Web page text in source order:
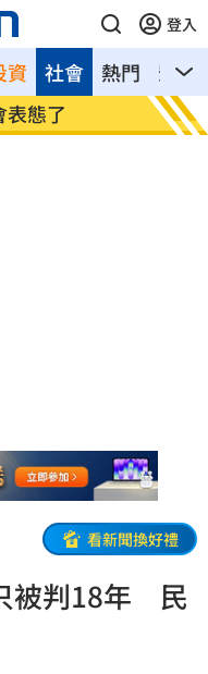
登入
資 熱門 影音
社會
路人淚憶暖
范曉
看新聞換好禮
被判18年 民